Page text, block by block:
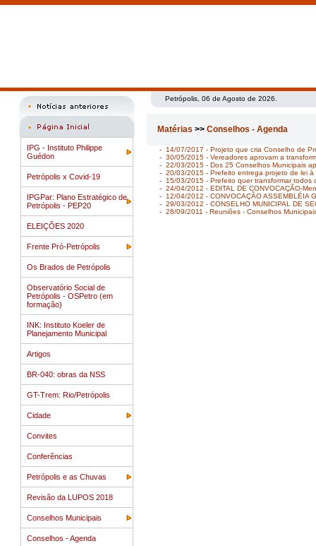
IPG - Instituto Philippe
Guédon
Petrópolis x Covid-19
IPGPar: Plano Estratégico de
Petrópolis - PEP20
ELEIÇÕES 2020
Frente Pró-Petrópolis
Os Brados de Petrópolis
Observatório Social de
Petrópolis - OSPetro (em
formação)
INK: Instituto Koeler de
Planejamento Municipal
Artigos
BR-040: obras da NSS
GT-Trem: Rio/Petrópolis
Cidade
Convites
Conferências
Petrópolis e as Chuvas
Revisão da LUPOS 2018
Conselhos Municipais
Conselhos - Agenda
Petrópolis, 06 de Agosto de 2026.
Matérias >> Conselhos - Agenda
- 14/07/2017 - Projeto que cria Conselho de
- 30/05/2015 - Vereadores aprovam a
- 22/03/2015 - Dos 25 Conselhos Municipais
- 20/03/2015 - Prefeito entrega projeto de lei
- 15/03/2015 - Prefeito quer transformar todos
- 24/04/2012 - EDITAL DE CONVOCAÇÃO-
- 12/04/2012 - CONVOCAÇÃO ASSEMBLÉIA
- 29/03/2012 - CONSELHO MUNICIPAL DE
- 28/09/2011 - Reuniões - Conselhos